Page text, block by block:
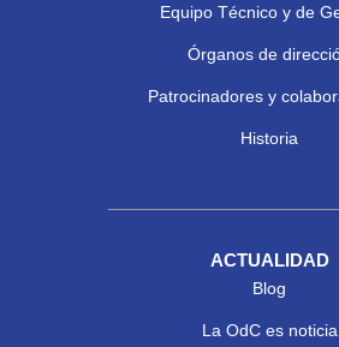
Equipo Técnico y de
Órganos de
Patrocinadores y
Historia
ACTUALIDAD
Blog
La OdC es noticia